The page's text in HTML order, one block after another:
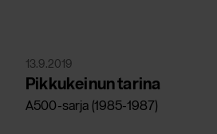
13.9.2019
Pikkukeinun tarina
A500-sarja (1985-1987)